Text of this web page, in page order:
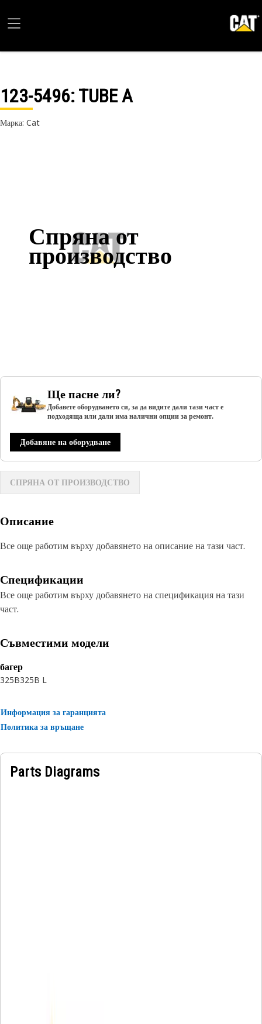
123-5496: TUBE A
Марка: Cat
Спряна от
производство
Ще пасне ли?
Добавете оборудването си, за да видите дали тази част е
подходяща или дали има налични опции за ремонт.
Добавяне на оборудване
СПРЯНА ОТ ПРОИЗВОДСТВО
Описание
Все още работим върху добавянето на описание на тази част.
Спецификации
Все още работим върху добавянето на спецификация на тази
част.
Съвместими модели
багер
325B325B L
Информация за гаранцията
Политика за връщане
Parts Diagrams